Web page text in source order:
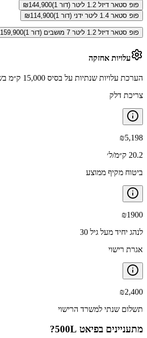
פופ סטאר דיזל 1.2 ליטר (דור 1) ₪144,900
פופ סטאר 1.4 ליטר ידני (דור 1)
₪114,900
פופ סטאר דיזל 1.2 ליטר 7 מושבים (דור 1) 159,900
עלויות אחזקה
הערכת עלויות שנתיות על בסיס 15,000 ק״מ בשנה
צריכת דלק
₪5,198
20.2 ק״מ/ל׳
ביטוח מקיף ממוצע
₪1900
לנהג יחיד מעל גיל 30
אגרת רישוי
₪2,400
תשלום שנתי למשרד הרישוי
מתעניינים בפיאט 500L ?